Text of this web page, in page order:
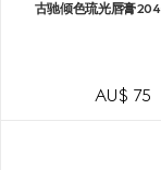
古驰倾色琉光唇膏
AU$ 75